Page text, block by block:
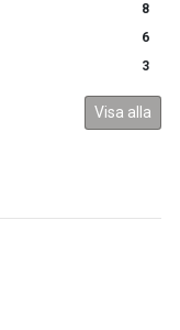
8
6
3
Visa alla